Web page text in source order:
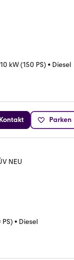
kW (150 PS) • Diesel
Kontakt Parken
NEU
PS) • Diesel